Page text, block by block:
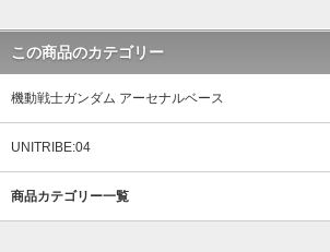
この商品のカテゴリー
機動戦士ガンダム アーセナルベース
UNITRIBE:04
商品カテゴリー一覧